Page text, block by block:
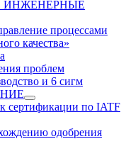
ИНЖЕНЕРНЫЕ
процессами
качества»
проблем
и 6 сигм
сертификации по IATF
одобрения